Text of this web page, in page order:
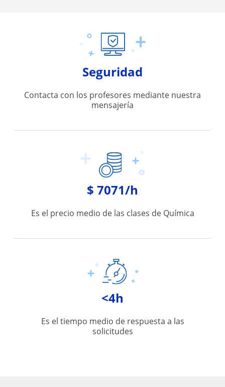
Seguridad
Contacta con los profesores mediante nuestra
mensajería
$ 7071/h
Es el precio medio de las clases de Química
<4h
Es el tiempo medio de respuesta a las
solicitudes